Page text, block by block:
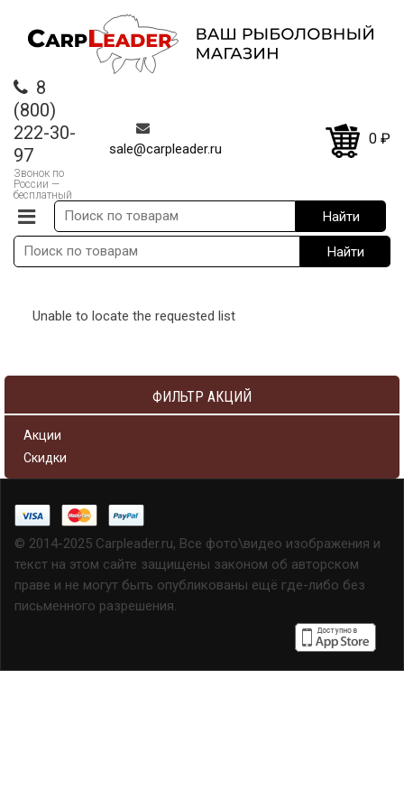
8
(800)
222-30-
97
Звонок по
России —
бесплатный
sale@carpleader.ru
0 ₽
Unable to locate the requested list
ФИЛЬТР АКЦИЙ
Акции
Скидки
© 2014-2025 Carpleader.ru, Все фото\видео изображения и
текст на этом сайте защищены законом об авторском
праве и не могут быть опубликованы ещё где-либо без
письменного разрешения.